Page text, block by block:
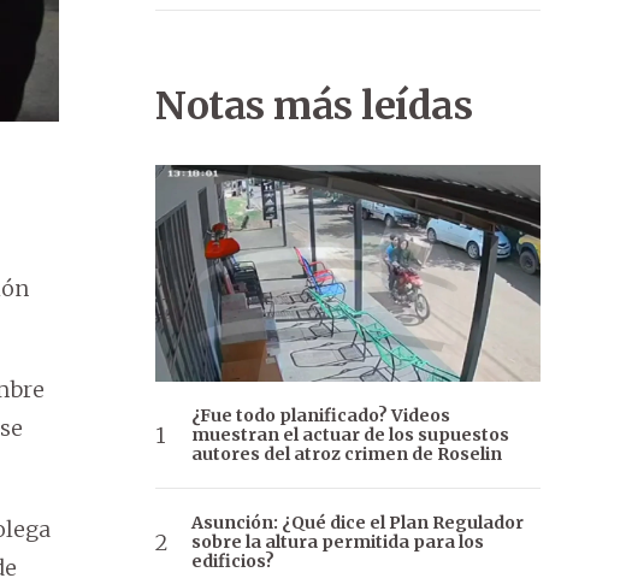
Notas más leídas
¿Fue todo planificado? Videos
muestran el actuar de los supuestos
autores del atroz crimen de Roselin
Asunción: ¿Qué dice el Plan Regulador
sobre la altura permitida para los
edificios?